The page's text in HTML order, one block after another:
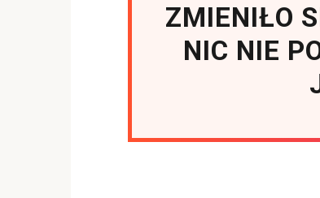
ZMIENIŁO
NIC NIE